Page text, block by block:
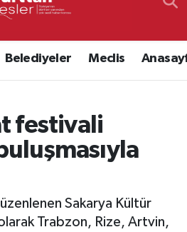
Belediyeler Meclis
festivali
Sakarya Kültür
Trabzon, Rize, Artvin,
ve Fikstür